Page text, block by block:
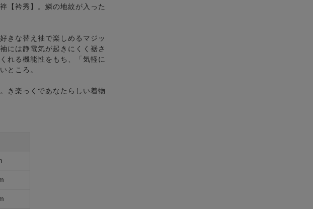
【衿秀】。鱗の地紋が入った
きな替え袖で楽しめるマジッ
には静電気が起きにくく裾さ
れる機能性をもち、「気軽に
ところ。
き楽っくであなたらしい着物